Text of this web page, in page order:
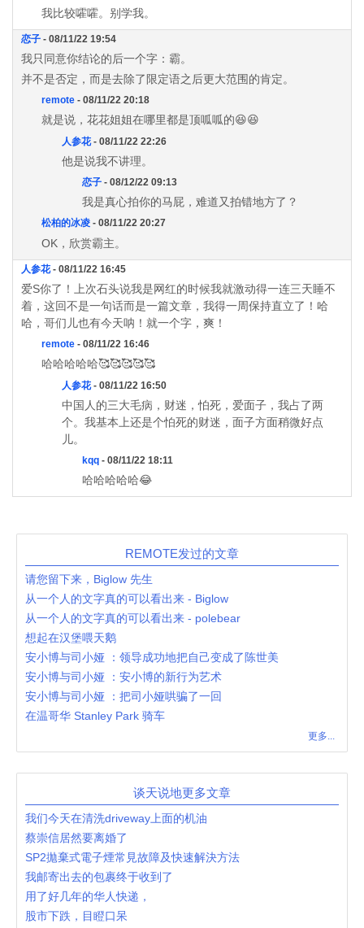
我比较嚯嚯。别学我。
恋子 - 08/11/22 19:54
我只同意你结论的后一个字：霸。
并不是否定，而是去除了限定语之后更大范围的肯定。
remote - 08/11/22 20:18
就是说，花花姐姐在哪里都是顶呱呱的😆😆
人参花- 08/11/22 22:26
他是说我不讲理。
恋子 - 08/12/22 09:13
我是真心拍你的马屁，难道又拍错地方了？
松柏的冰凌 - 08/11/22 20:27
OK，欣赏霸主。
人参花- 08/11/22 16:45
爱S你了！上次石头说我是网红的时候我就激动得一连三天睡不
着，这回不是一句话而是一篇文章，我得一周保持直立了！哈
哈，哥们儿也有今天呐！就一个字，爽！
remote - 08/11/22 16:46
哈哈哈哈哈🥰🥰🥰🥰🥰
人参花- 08/11/22 16:50
中国人的三大毛病，财迷，怕死，爱面子，我占了两
个。我基本上还是个怕死的财迷，面子方面稍微好点
儿。
kqq - 08/11/22 18:11
哈哈哈哈哈😂
REMOTE发过的文章
请您留下来，Biglow 先生
从一个人的文字真的可以看出来 - Biglow
从一个人的文字真的可以看出来 - polebear
想起在汉堡喂天鹅
安小博与司小娅 ：领导成功地把自己变成了陈世美
安小博与司小娅 ：安小博的新行为艺术
安小博与司小娅 ：把司小娅哄骗了一回
在温哥华 Stanley Park 骑车
更多...
谈天说地更多文章
我们今天在清洗driveway上面的机油
蔡崇信居然要离婚了
SP2拋棄式電子煙常見故障及快速解決方法
我邮寄出去的包裹终于收到了
用了好几年的华人快递，
股市下跌，目瞪口呆